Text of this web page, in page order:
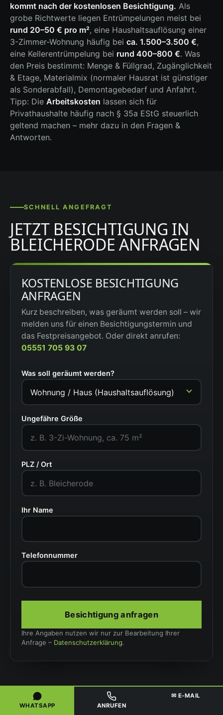
kommt nach der kostenlosen Besichtigung. Als
grobe Richtwerte liegen Entrümpelungen meist bei
rund 20–50 € pro m², eine Haushaltsauflösung einer
3-Zimmer-Wohnung häufig bei ca. 1.500–3.500 €,
eine Kellerentrümpelung bei rund 400–800 €. Was
den Preis bestimmt: Menge & Füllgrad, Zugänglichkeit
& Etage, Materialmix (normaler Hausrat ist günstiger
als Sonderabfall), Demontagebedarf und Anfahrt.
Tipp: Die Arbeitskosten lassen sich für
Privathaushalte häufig nach § 35a EStG steuerlich
geltend machen – mehr dazu in den Fragen &
Antworten.
SCHNELL ANGEFRAGT
JETZT BESICHTIGUNG IN
BLEICHERODE ANFRAGEN
KOSTENLOSE BESICHTIGUNG
ANFRAGEN
Kurz beschreiben, was geräumt werden soll – wir
melden uns für einen Besichtigungstermin und
das Festpreisangebot. Oder direkt anrufen:
05551 705 93 07
Was soll geräumt werden?
Ungefähre Größe
PLZ / Ort
Ihr Name
Telefonnummer
Besichtigung anfragen
Ihre Angaben nutzen wir nur zur Bearbeitung Ihrer
Anfrage – Datenschutzerklärung.
WHATSAPP ANRUFEN
✉ E-MAIL